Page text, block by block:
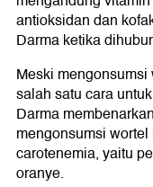
antioksidan dan
Darma ketika
Meski
salah satu cara
Darma
mengonsumsi
carotenemia, yaitu
oranye.